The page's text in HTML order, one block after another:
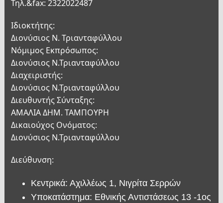
Τηλ.&fax: 2322022487
Ιδιοκτήτης:
Διονύσιος Ν. Τριανταφύλλου
Νόμιμος Εκπρόσωπος:
Διονύσιος Ν.Τριανταφύλλου
Διαχειριστής:
Διονύσιος Ν.Τριανταφύλλου
Διευθυντής Σύνταξης:
ΑΜΑΛΙΑ ΔΗΜ. ΤΑΜΠΟΥΡΗ
Δικαιούχος Ονόματος:
Διονύσιος Ν.Τριανταφύλλου
Διεύθυνση:
Κεντρικά: Αχιλλέως 1, Νιγρίτα Σερρών
Υποκατάστημα: Εθνικής Αντιστάσεως 13 -1ος